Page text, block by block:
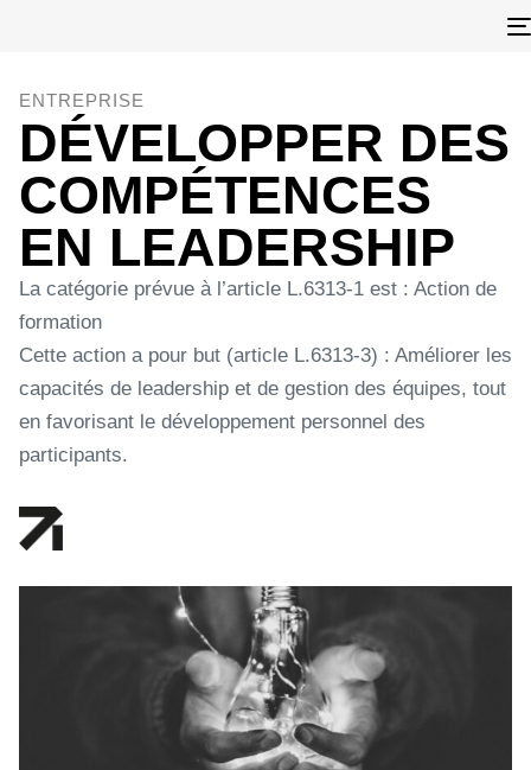
ENTREPRISE
DÉVELOPPER DES
COMPÉTENCES
EN LEADERSHIP
La catégorie prévue à l’article L.6313-1 est : Action de
formation
Cette action a pour but (article L.6313-3) : Améliorer les
capacités de leadership et de gestion des équipes, tout
en favorisant le développement personnel des
participants.